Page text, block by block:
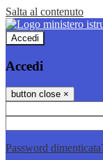
Salta al contenuto
Accedi
Accedi
button close ×
Password